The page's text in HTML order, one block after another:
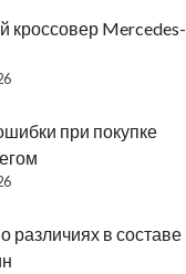
кроссовер Mercedes-
при покупке
различиях в составе